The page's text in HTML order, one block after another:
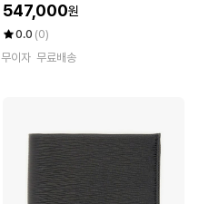
547,000원
0.0 (0)
무이자 무료배송